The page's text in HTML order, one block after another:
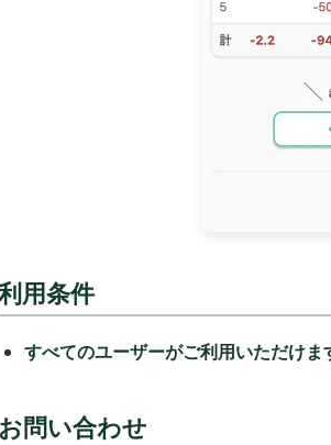
用条件
すべてのユーザーがご利用いただけま
お問い合わせ